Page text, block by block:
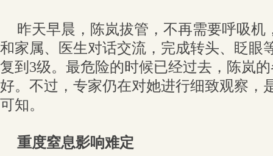
昨天早晨，陈岚拔管，不再需要呼吸机
和家属、医生对话交流，完成转头、眨眼
复到3级。最危险的时候已经过去，陈岚
好。不过，专家仍在对她进行细致观察，
可知。
重度窒息影响难定